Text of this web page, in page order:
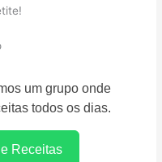
um grupo onde
todos os dias.
Receitas